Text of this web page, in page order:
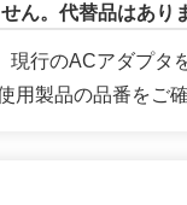
ん。代替品はあり
現行のACアダプタ
用製品の品番をご